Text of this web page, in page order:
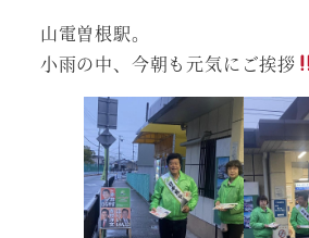
山電曽根駅。
小雨の中、今朝も元気にご挨拶